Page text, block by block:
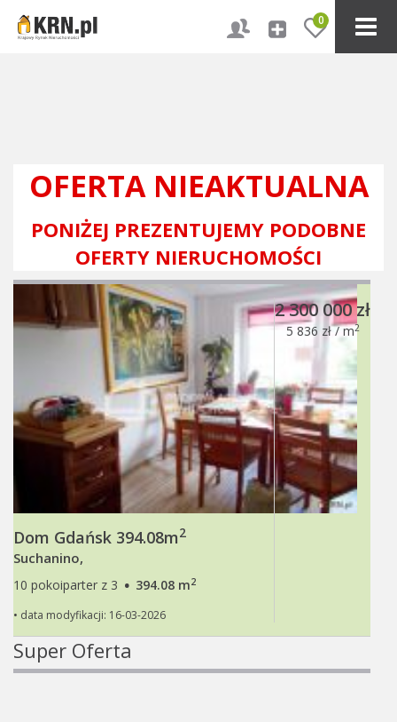
0
OFERTA NIEAKTUALNA
PONIŻEJ PREZENTUJEMY PODOBNE
OFERTY NIERUCHOMOŚCI
Dom Gdańsk 394.08m2
Suchanino,
10 pokoiparter z 3 · 394.08 m2
• data modyfikacji: 16-03-2026
2 300 000 zł
5 836 zł / m2
Super Oferta